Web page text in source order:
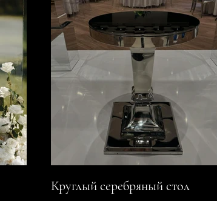
Круглый серебряный стол